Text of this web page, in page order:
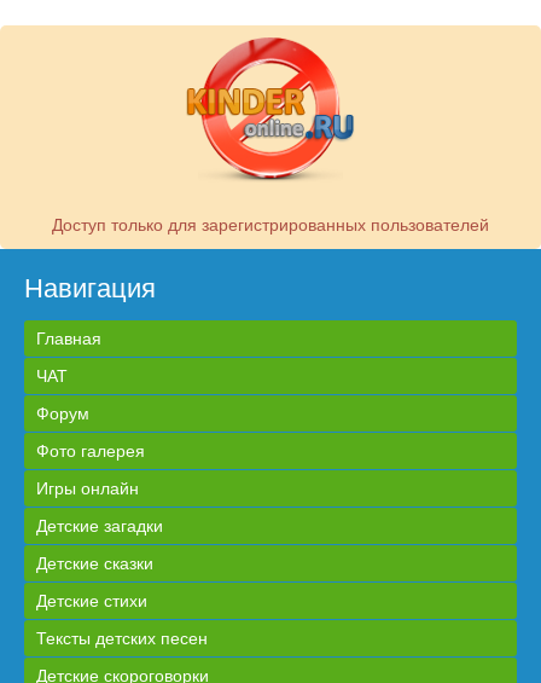
Доступ только для зарегистрированных пользователей
Навигация
Главная
ЧАТ
Форум
Фото галерея
Игры онлайн
Детские загадки
Детские сказки
Детские стихи
Тексты детских песен
Детские скороговорки